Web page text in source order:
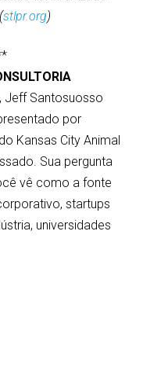
(stlpr.org)
Jeff Santosuosso
por
Kansas City Animal
Sua pergunta
vê como a fonte
startups
universidades